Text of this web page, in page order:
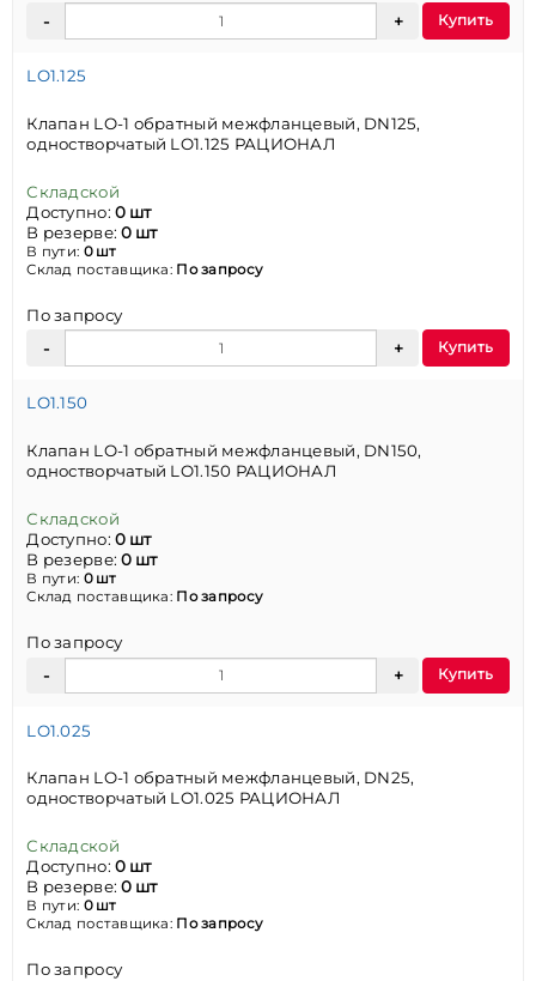
Купить
LO1.125
Клапан LO-1 обратный межфланцевый, DN125,
одностворчатый LO1.125 РАЦИОНАЛ
Складской
Доступно:0 шт
В резерве:0 шт
В пути: 0 шт
Склад поставщика: По запросу
По запросу
Купить
LO1.150
Клапан LO-1 обратный межфланцевый, DN150,
одностворчатый LO1.150 РАЦИОНАЛ
Складской
Доступно:0 шт
В резерве:0 шт
В пути: 0 шт
Склад поставщика: По запросу
По запросу
Купить
LO1.025
Клапан LO-1 обратный межфланцевый, DN25,
одностворчатый LO1.025 РАЦИОНАЛ
Складской
Доступно:0 шт
В резерве:0 шт
В пути: 0 шт
Склад поставщика: По запросу
По запросу